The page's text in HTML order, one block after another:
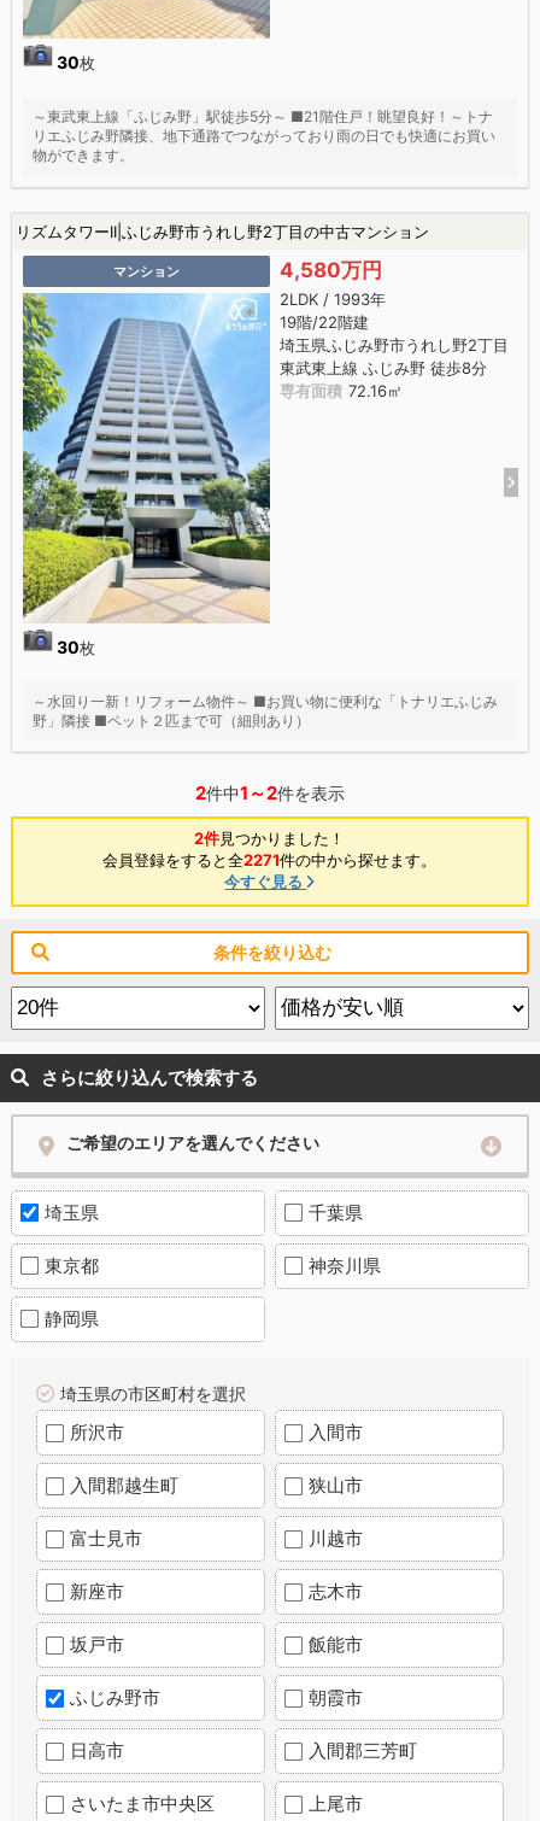
30枚
～東武東上線「ふじみ野」駅徒歩5分～ ■21階住戸！眺望良好！～トナ
リエふじみ野隣接、地下通路でつながっており雨の日でも快適にお買い
物ができます。
リズムタワーII|ふじみ野市うれし野2丁目の中古マンション
マンション
30枚
4,580万円
2LDK / 1993年
19階/22階建
埼玉県ふじみ野市うれし野2丁目
東武東上線 ふじみ野 徒歩8分
専有面積 72.16㎡
～水回り一新！リフォーム物件～ ■お買い物に便利な「トナリエふじみ
野」隣接 ■ペット２匹まで可（細則あり）
2件中1～2件を表示
2件見つかりました！
会員登録をすると全2271件の中から探せます。
今すぐ見る
条件を絞り込む
さらに絞り込んで検索する
ご希望のエリアを選んでください
埼玉県 千葉県
東京都 神奈川県
静岡県
埼玉県の市区町村を選択
所沢市 入間市
入間郡越生町 狭山市
富士見市 川越市
新座市 志木市
坂戸市 飯能市
ふじみ野市 朝霞市
日高市 入間郡三芳町
さいたま市中央区 上尾市